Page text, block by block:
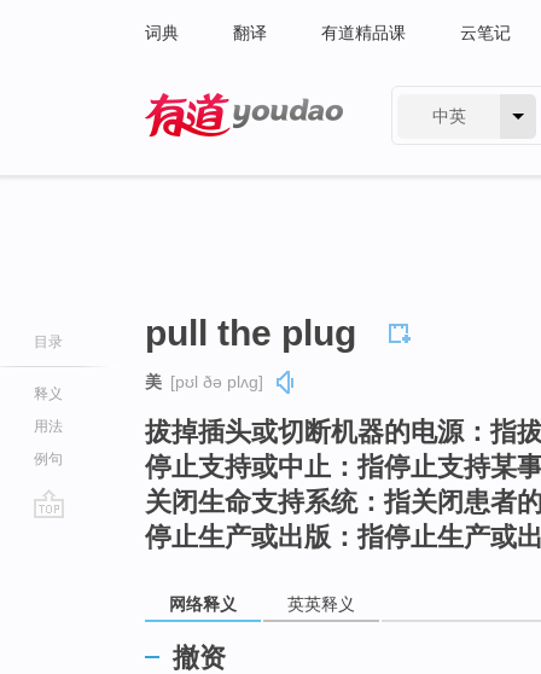
词典 翻译 有道精品课 云笔记
中英
目录
释义
用法
例句
pull the plug
美 [pʊl ðə plʌɡ]
拔掉插头或切断机器的电源：指
停止支持或中止：指停止支持某
关闭生命支持系统：指关闭患者
停止生产或出版：指停止生产或
网络释义 英英释义
撤资